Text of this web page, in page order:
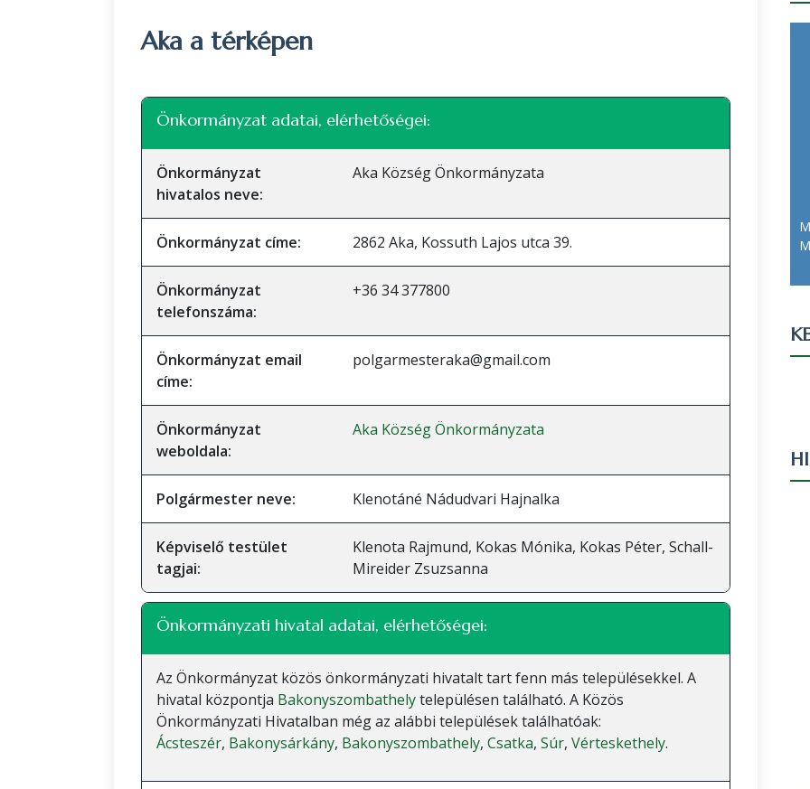
Aka a térképen
+
Önkormányzat adatai, elérhetőségei:
Önkormányzat
hivatalos neve:
Aka Község Önkormányzata
Önkormányzat címe: 2862 Aka, Kossuth Lajos utca 39.
Önkormányzat
telefonszáma:
+36 34 377800
Önkormányzat email
címe:
polgarmesteraka@gmail.com
Önkormányzat
weboldala:
Aka Község Önkormányzata
Polgármester neve: Klenotáné Nádudvari Hajnalka
Képviselő testület
tagjai:
Klenota Rajmund, Kokas Mónika, Kokas Péter, Schall-
Mireider Zsuzsanna
Önkormányzati hivatal adatai, elérhetőségei:
Az Önkormányzat közös önkormányzati hivatalt tart fenn más településekkel. A
hivatal központja Bakonyszombathelytelepülésen található. A Közös
Önkormányzati Hivatalban még az alábbi települések találhatóak:
Ácsteszér, Bakonysárkány, Bakonyszombathely, Csatka, Súr, Vérteskethely.